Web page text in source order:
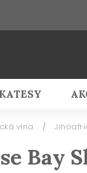
vína /
Bay